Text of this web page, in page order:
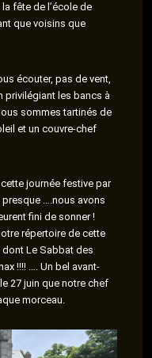
fête de l’école de
que voisins que
écouter, pas de vent,
les bancs à
sommes tartinés de
et un couvre-chef
journée festive par
….nous avons
fini de sonner !
répertoire de cette
dont Le Sabbat des
!!!! …. Un bel avant-
27 juin que notre chef
morceau.